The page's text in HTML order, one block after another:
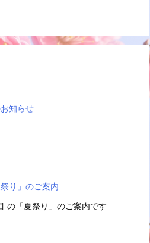
知らせ
り」のご案内
の「夏祭り」のご案内です